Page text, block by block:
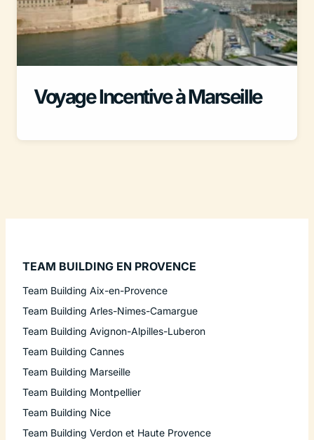
Voyage Incentive à Marseille
TEAM BUILDING EN PROVENCE
Team Building Aix-en-Provence
Team Building Arles-Nimes-Camargue
Team Building Avignon-Alpilles-Luberon
Team Building Cannes
Team Building Marseille
Team Building Montpellier
Team Building Nice
Team Building Verdon et Haute Provence